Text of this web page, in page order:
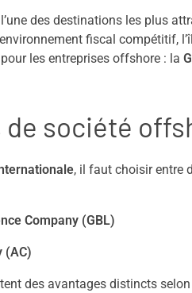
des destinations les plus
fiscal compétitif,
les entreprises offshore : la
société
, il faut choisir entre
Company (GBL)
(AC)
des avantages distincts